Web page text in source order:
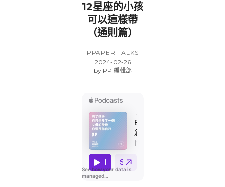
12星座的小孩
可以這樣帶
（通則篇）
PPAPER TALKS
2024-02-26
byPP 編輯部